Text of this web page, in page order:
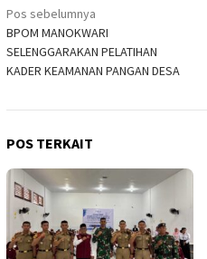
Navigasi
pos
Pos sebelumnya
BPOM MANOKWARI
SELENGGARAKAN PELATIHAN
KADER KEAMANAN PANGAN DESA
POS TERKAIT